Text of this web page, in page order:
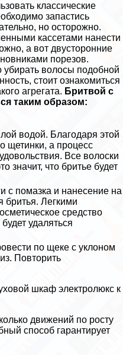
классические
запастись
но осторожно.
кассетами нанести
а вот двусторонние
порезов.
волосы подобной
стоит ознакомиться
агрегата. Бритвой с
таким образом:
водой. Благодаря этой
щетинки, а процесс
Все волоски
значит, что бритье будет
с помазка и нанесение на
бритья. Легкими
средство
удаляться
по щеке с уклоном
Повторить
шкаф электролюкс к
движений по росту
способ гарантирует